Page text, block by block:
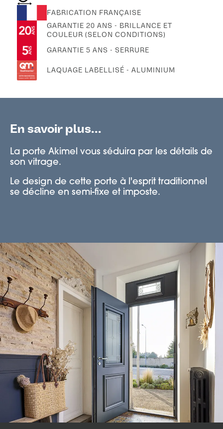
FABRICATION FRANÇAISE
GARANTIE 20 ANS - BRILLANCE ET
COULEUR (SELON CONDITIONS)
GARANTIE 5 ANS - SERRURE
LAQUAGE LABELLISÉ - ALUMINIUM
En savoir plus...
La porte Akimel vous séduira par les détails de
son vitrage.
Le design de cette porte à l'esprit traditionnel
se décline en semi-fixe et imposte.